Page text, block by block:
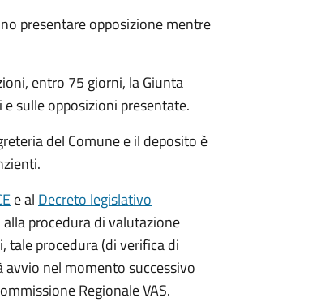
presentare opposizione mentre
entro 75 giorni, la Giunta
sulle opposizioni presentate.
del Comune e il deposito è
e al Decreto legislativo
procedura di valutazione
tale procedura (di verifica di
nel momento successivo
Regionale VAS.